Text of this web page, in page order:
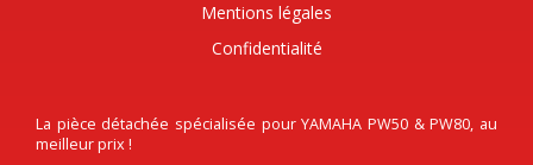
Mentions légales
Confidentialité
La pièce détachée spécialisée pour YAMAHA PW50 & PW80, au
meilleur prix !